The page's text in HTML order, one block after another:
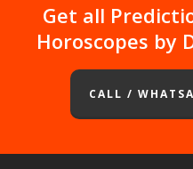
Get all
Horoscopes by
CALL /